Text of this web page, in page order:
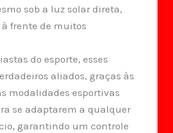
sob a luz solar direta,
frente de muitos
do esporte, esses
aliados, graças às
modalidades esportivas
se adaptarem a qualquer
garantindo um controle